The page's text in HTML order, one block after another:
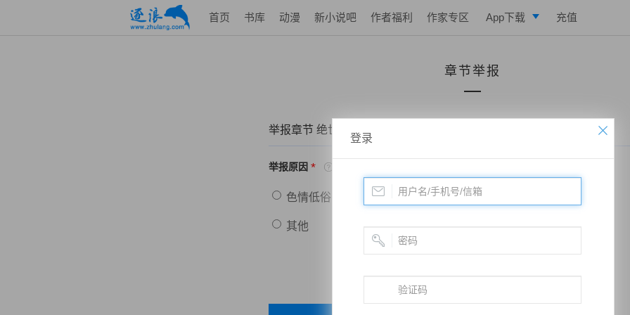
首页 书库 动漫 新小说吧 作者福利 作家专区 App下载
写作助手
充值
章节举报
举报章节 绝世莽神——第一百三十七章：斩杀
举报原因 *
色情低俗 政治敏感 暴力低俗
其他
登录